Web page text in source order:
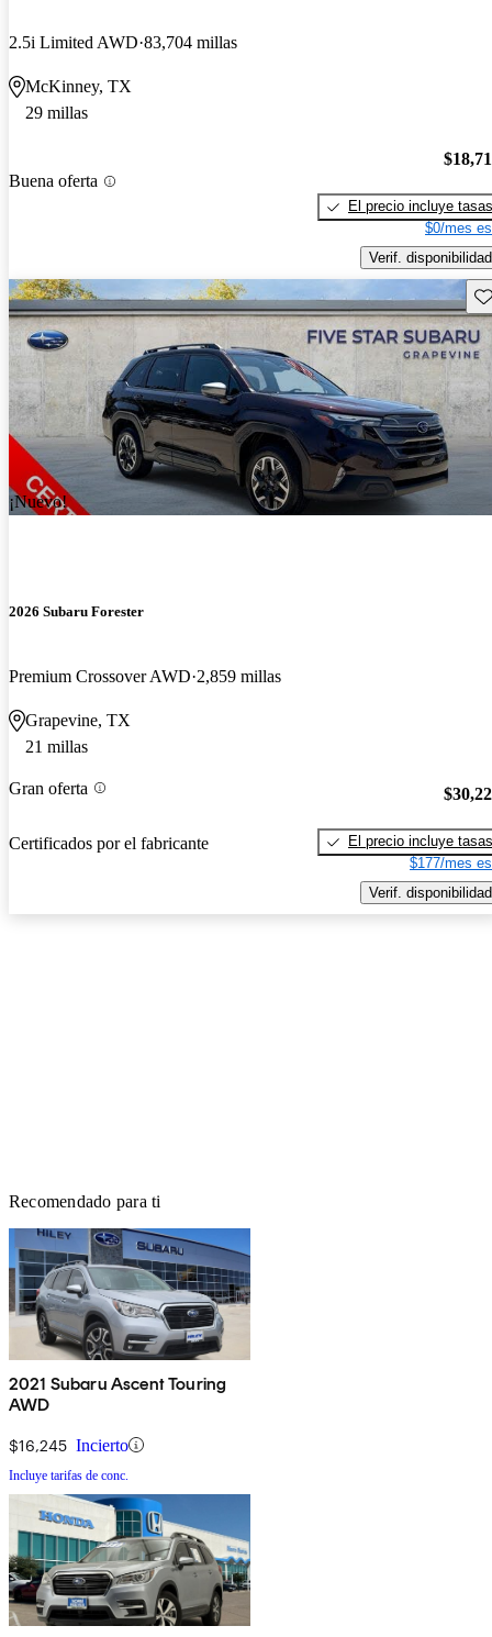
2.5i Limited AWD 83,704 millas
McKinney, TX
29 millas
Buena oferta
El precio incluye tasas
$0/mes
Verif. disponibilidad
¡Nuevo!
2026 Subaru Forester
Premium Crossover AWD 2,859 millas
Grapevine, TX
21 millas
Gran oferta
Certificados por el fabricante
El precio incluye tasas
$177/mes
Verif. disponibilidad
Recomendado para ti
2021 Subaru Ascent Touring
AWD
$16,245 Incierto
Incluye tarifas de conc.